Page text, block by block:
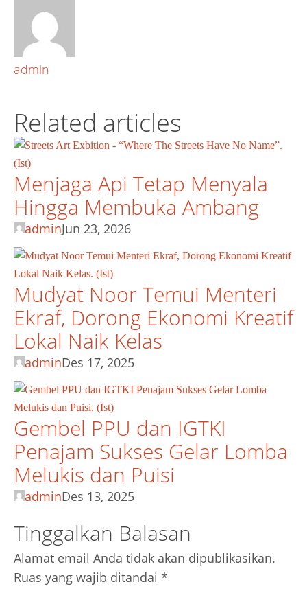
admin
Related articles
Menjaga Api Tetap Menyala
Hingga Membuka Ambang
adminJun 23, 2026
Mudyat Noor Temui Menteri
Ekraf, Dorong Ekonomi Kreatif
Lokal Naik Kelas
adminDes 17, 2025
Gembel PPU dan IGTKI
Penajam Sukses Gelar Lomba
Melukis dan Puisi
adminDes 13, 2025
Tinggalkan Balasan
Alamat email Anda tidak akan dipublikasikan.
Ruas yang wajib ditandai *